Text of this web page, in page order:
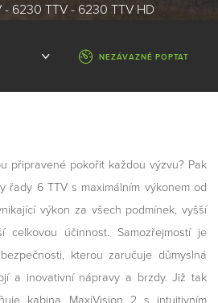
- 6230 TTV - 6230 TTV HD
NEZÁVAZNĚ POPTAT
připravené pokořit každou výzvu? Pak
řady 6 TTV s maximálním výkonem od
výkon za všech podmínek, vyšší
účinnost. Samozřejmostí je
kterou zaručuje důmyslná
a inovativní nápravy a brzdy. Již tak